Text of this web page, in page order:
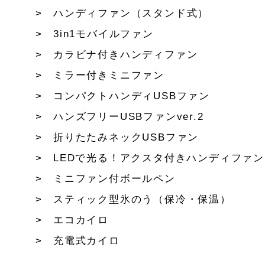
ハンディファン（スタンド式）
3in1モバイルファン
カラビナ付きハンディファン
ミラー付きミニファン
コンパクトハンディUSBファン
ハンズフリーUSBファンver.2
折りたたみネックUSBファン
LEDで光る！アクスタ付きハンディファン
ミニファン付ボールペン
スティック型氷のう（保冷・保温）
エコカイロ
充電式カイロ